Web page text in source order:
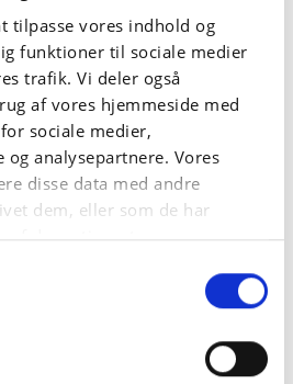
tilpasse vores indhold og
funktioner til sociale medier
trafik. Vi deler også
af vores hjemmeside med
sociale medier,
analysepartnere. Vores
disse data med andre
dem, eller som de har
af deres tjenester.